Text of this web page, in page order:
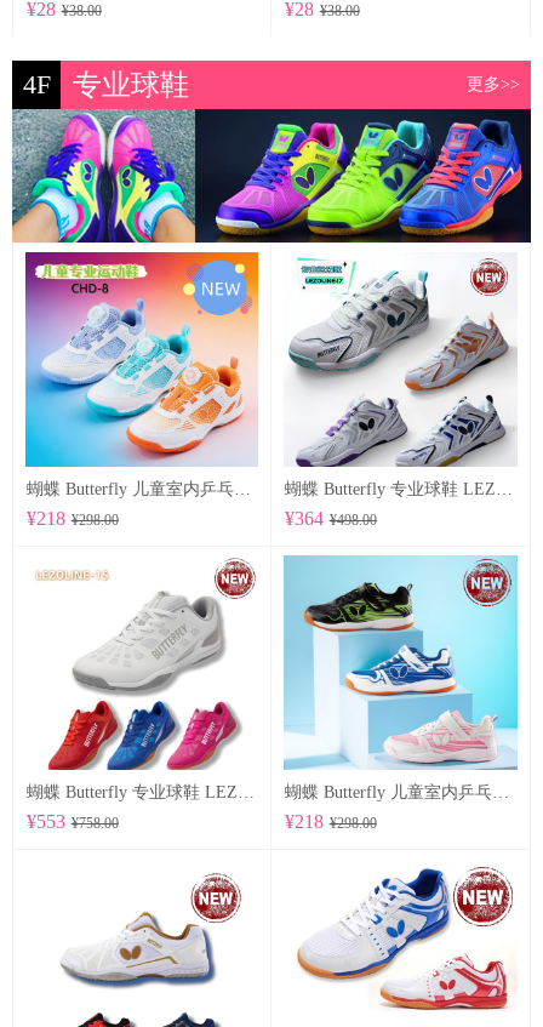
¥28 ¥38.00 ¥28 ¥38.00
4F 专业球鞋 更多>>
蝴蝶 Butterfly 儿童室内乒乓球鞋 CHD-8
¥218 ¥298.00
蝴蝶 Butterfly 专业球鞋 LEZOLINE-17
¥364 ¥498.00
蝴蝶 Butterfly 专业球鞋 LEZOLINE-15
¥553 ¥758.00
蝴蝶 Butterfly 儿童室内乒乓球鞋 CHD-7
¥218 ¥298.00